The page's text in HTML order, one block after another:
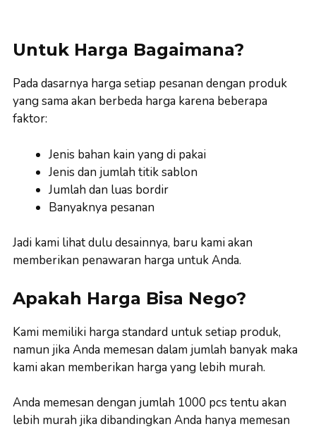
Untuk Harga Bagaimana?
Pada dasarnya harga setiap pesanan dengan produk
yang sama akan berbeda harga karena beberapa
faktor:
Jenis bahan kain yang di pakai
Jenis dan jumlah titik sablon
Jumlah dan luas bordir
Banyaknya pesanan
Jadi kami lihat dulu desainnya, baru kami akan
memberikan penawaran harga untuk Anda.
Apakah Harga Bisa Nego?
Kami memiliki harga standard untuk setiap produk,
namun jika Anda memesan dalam jumlah banyak maka
kami akan memberikan harga yang lebih murah.
Anda memesan dengan jumlah 1000 pcs tentu akan
lebih murah jika dibandingkan Anda hanya memesan